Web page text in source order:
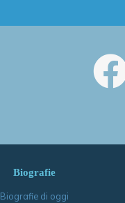
Biografie
Biografie di oggi